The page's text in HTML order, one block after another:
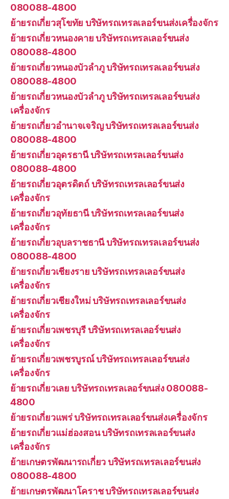
080088-4800
ย้ายรถเกี่ยวสุโขทัย บริษัทรถเทรลเลอร์ขนส่งเครื่องจักร
ย้ายรถเกี่ยวหนองคาย บริษัทรถเทรลเลอร์ขนส่ง
080088-4800
ย้ายรถเกี่ยวหนองบัวลำภู บริษัทรถเทรลเลอร์ขนส่ง
080088-4800
ย้ายรถเกี่ยวหนองบัวลำภู บริษัทรถเทรลเลอร์ขนส่ง
เครื่องจักร
ย้ายรถเกี่ยวอำนาจเจริญ บริษัทรถเทรลเลอร์ขนส่ง
080088-4800
ย้ายรถเกี่ยวอุดรธานี บริษัทรถเทรลเลอร์ขนส่ง
080088-4800
ย้ายรถเกี่ยวอุตรดิตถ์ บริษัทรถเทรลเลอร์ขนส่ง
เครื่องจักร
ย้ายรถเกี่ยวอุทัยธานี บริษัทรถเทรลเลอร์ขนส่ง
เครื่องจักร
ย้ายรถเกี่ยวอุบลราชธานี บริษัทรถเทรลเลอร์ขนส่ง
080088-4800
ย้ายรถเกี่ยวเชียงราย บริษัทรถเทรลเลอร์ขนส่ง
เครื่องจักร
ย้ายรถเกี่ยวเชียงใหม่ บริษัทรถเทรลเลอร์ขนส่ง
เครื่องจักร
ย้ายรถเกี่ยวเพชรบุรี บริษัทรถเทรลเลอร์ขนส่ง
เครื่องจักร
ย้ายรถเกี่ยวเพชรบูรณ์ บริษัทรถเทรลเลอร์ขนส่ง
เครื่องจักร
ย้ายรถเกี่ยวเลย บริษัทรถเทรลเลอร์ขนส่ง 080088-
4800
ย้ายรถเกี่ยวแพร่ บริษัทรถเทรลเลอร์ขนส่งเครื่องจักร
ย้ายรถเกี่ยวแม่ฮ่องสอน บริษัทรถเทรลเลอร์ขนส่ง
เครื่องจักร
ย้ายเกษตรพัฒนารถเกี่ยว บริษัทรถเทรลเลอร์ขนส่ง
080088-4800
ย้ายเกษตรพัฒนาโคราช บริษัทรถเทรลเลอร์ขนส่ง